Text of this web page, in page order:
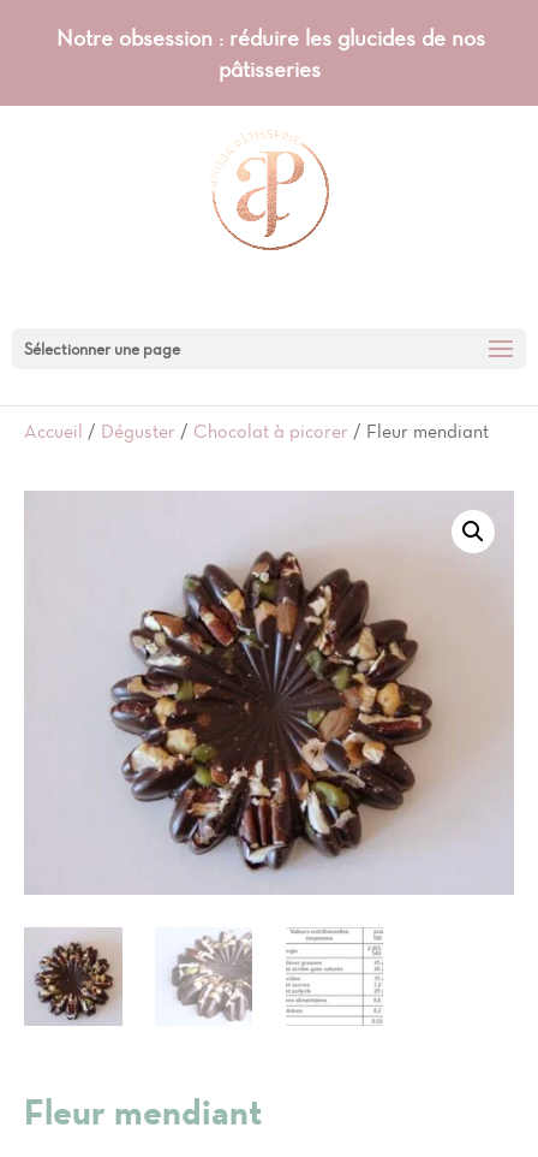
Notre obsession : réduire les glucides de nos
pâtisseries
Sélectionner une page
Accueil / Déguster / Chocolat à picorer / Fleur mendiant
Fleur mendiant